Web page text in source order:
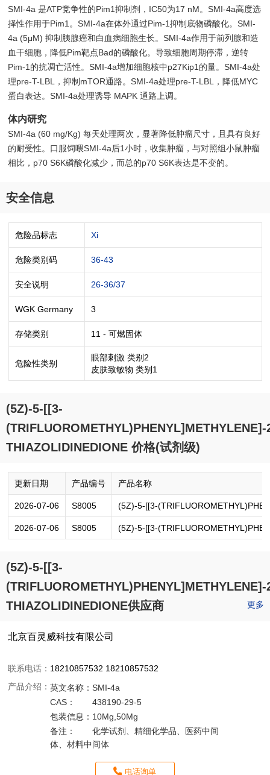
SMI-4a 是ATP竞争性的Pim1抑制剂，IC50为17 nM。SMI-4a高度选
择性作用于Pim1。SMI-4a在体外通过Pim-1抑制底物磷酸化。SMI-
4a (5μM) 抑制胰腺癌和白血病细胞生长。SMI-4a作用于前列腺和造
血干细胞，降低Pim靶点Bad的磷酸化。导致细胞周期停滞，逆转
Pim-1的抗凋亡活性。SMI-4a增加细胞核中p27Kip1的量。SMI-4a处
理pre-T-LBL，抑制mTOR通路。SMI-4a处理pre-T-LBL，降低MYC
蛋白表达。SMI-4a处理诱导 MAPK 通路上调。
体内研究
SMI-4a (60 mg/Kg) 每天处理两次，显著降低肿瘤尺寸，且具有良好
的耐受性。口服饲喂SMI-4a后1小时，收集肿瘤，与对照组小鼠肿瘤
相比，p70 S6K磷酸化减少，而总的p70 S6K表达是不变的。
安全信息
危险品标志 Xi
危险类别码 36-43
安全说明 26-36/37
WGK Germany 3
存储类别 11 - 可燃固体
危险性类别
眼部刺激 类别2
皮肤致敏物 类别1
(5Z)-5-[[3-
(TRIFLUOROMETHYL)PHENYL]METHYLENE]-
THIAZOLIDINEDIONE 价格(试剂级)
更新日期 产品编号 产品名称
2026-07-06 S8005 (5Z)-5-[[3-
2026-07-06 S8005 (5Z)-5-[[3-
(5Z)-5-[[3-
(TRIFLUOROMETHYL)PHENYL]METHYLENE]-
THIAZOLIDINEDIONE供应商
更多
北京百灵威科技有限公司
联系电话： 18210857532 18210857532
产品介绍：英文名称：SMI-4a
CAS：
438190-29-5
包装信息： 10Mg,50Mg
备注：
化学试剂、精细化学品、医药中间
体、材料中间体
电话询单